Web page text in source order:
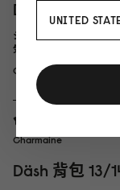
Däsh
シンプルなデザインに
気に入っています。
01/10/2025
Charmaine
Däsh 背包 13/
UNITED